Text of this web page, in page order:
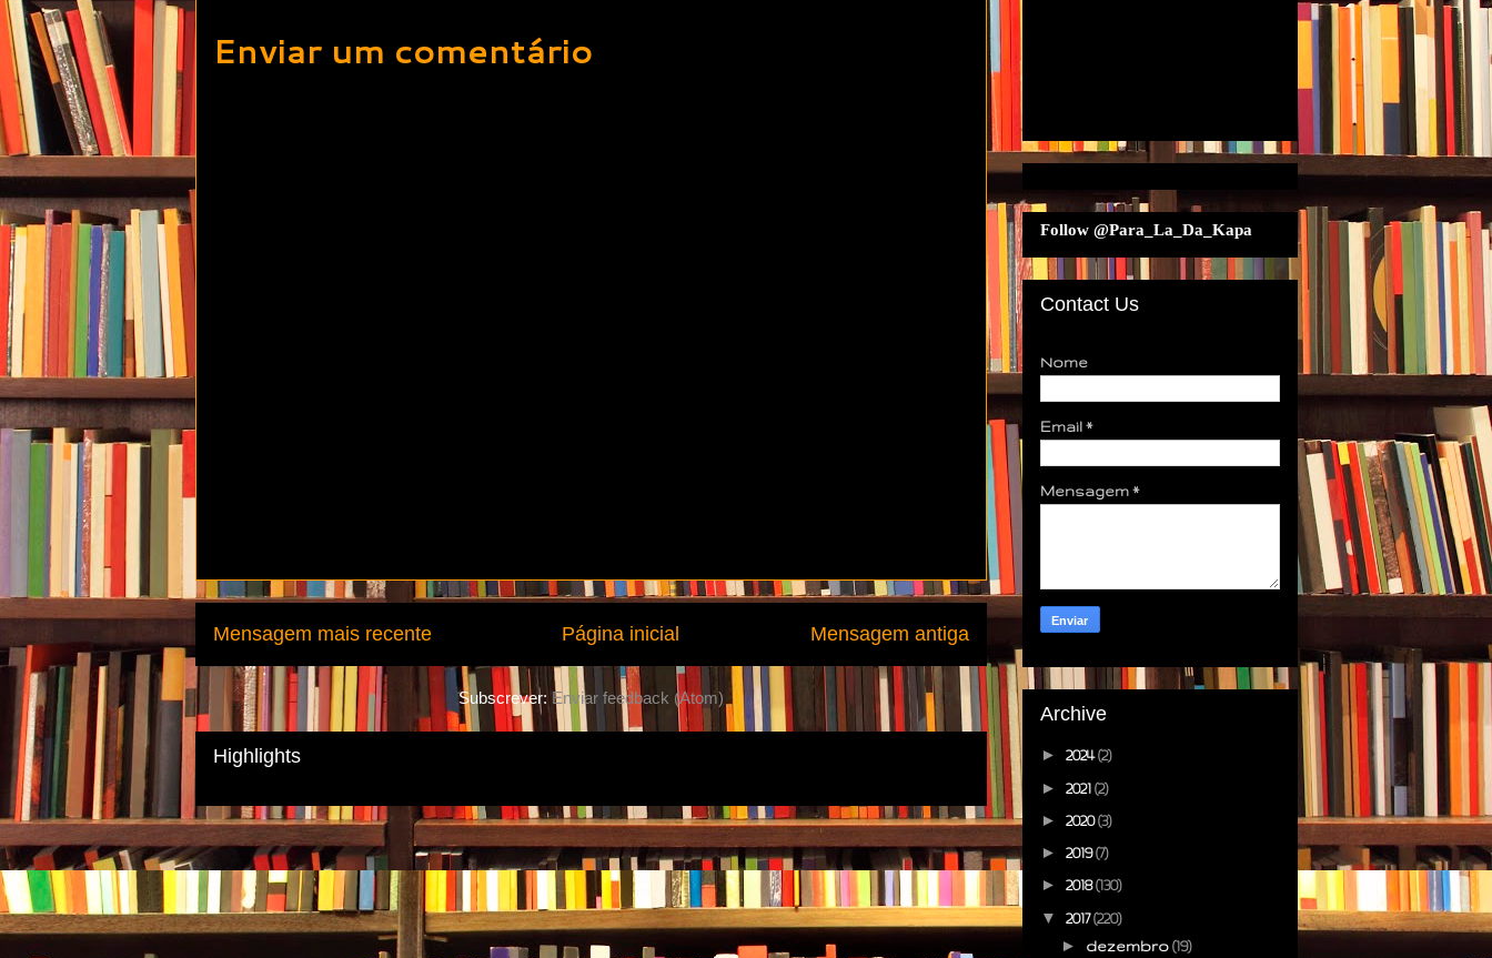
Enviar um comentário
Mensagem mais recente Mensagem antiga
Página inicial
Subscrever: Enviar feedback (Atom)
Highlights
Follow @Para_La_Da_Kapa
Contact Us
Nome
Email *
Mensagem *
Archive
► 2024(2)
► 2021 (2)
► 2020(3)
► 2019(7)
► 2018(130)
▼ 2017(220)
► dezembro (19)